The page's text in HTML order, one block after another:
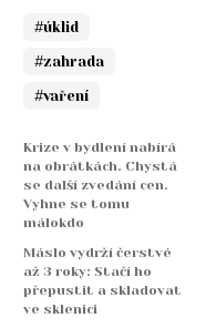
#úklid
#zahrada
#vaření
Krize v bydlení nabírá
na obrátkách. Chystá
se další zvedání cen.
Vyhne se tomu
málokdo
Máslo vydrží čerstvé
až 3 roky: Stačí ho
přepustit a skladovat
ve sklenici